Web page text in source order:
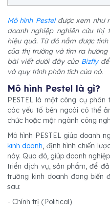
Mô hình Pestelđược xem như
doanh nghiệp nghiên cứu thị
hiệu quả. Từ đó nắm được
của thị trường và tìm ra
bài viết dưới đây của Bizflyđể
và quy trình phân tích của nó.
Mô hình Pestel là gì?
PESTEL là một công cụ
các yếu tố bên ngoài có thể
chức hoặc một ngành công
Mô hình PESTEL giúp doanh
kinh doanh, định hình chiến
này. Qua đó, giúp doanh
triển dịch vụ, sản phẩm, để
trường kinh doanh đang biến
sau:
- Chính trị (Political)